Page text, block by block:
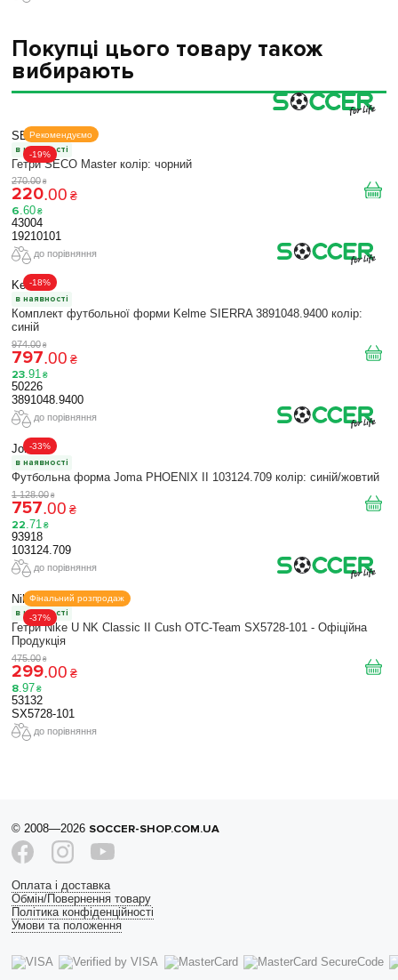
Покупці цього товару також
вибирають
Рекомендуємо
-19%
SECO
в наявності
Гетри SECO Master колір: чорний
270.00 ₴
220.00 ₴
6 60 ₴
43004
19210101
до порівняння
-18%
Kelme
в наявності
Комплект футбольної форми Kelme SIERRA 3891048.9400 колір:
синій
974.00 ₴
797.00 ₴
23. 91 ₴
50226
3891048.9400
до порівняння
-33%
Joma
в наявності
Футбольна форма Joma PHOENIX II 103124.709 колір: синій/жовтий
1 128.00 ₴
757.00 ₴
22 71 ₴
93918
103124.709
до порівняння
Фінальний розпродаж
-37%
Nike
в наявності
Гетри Nike U NK Classic II Cush OTC-Team SX5728-101 - Офіційна
Продукція
475.00 ₴
299.00 ₴
8. 97 ₴
53132
SX5728-101
до порівняння
© 2008—2026 SOCCER-SHOP.COM.UA
Оплата і доставка
Обмін/Повернення товару
Політика конфіденційності
Умови та положення